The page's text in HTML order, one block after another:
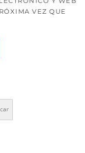
VEZ QUE